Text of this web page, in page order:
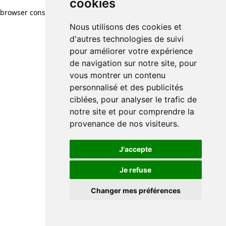
cookies
Nous utilisons des cookies et
d'autres technologies de suivi
pour améliorer votre expérience
de navigation sur notre site, pour
vous montrer un contenu
personnalisé et des publicités
ciblées, pour analyser le trafic de
notre site et pour comprendre la
provenance de nos visiteurs.
J'accepte
Je refuse
Changer mes préférences
browser console for more information)